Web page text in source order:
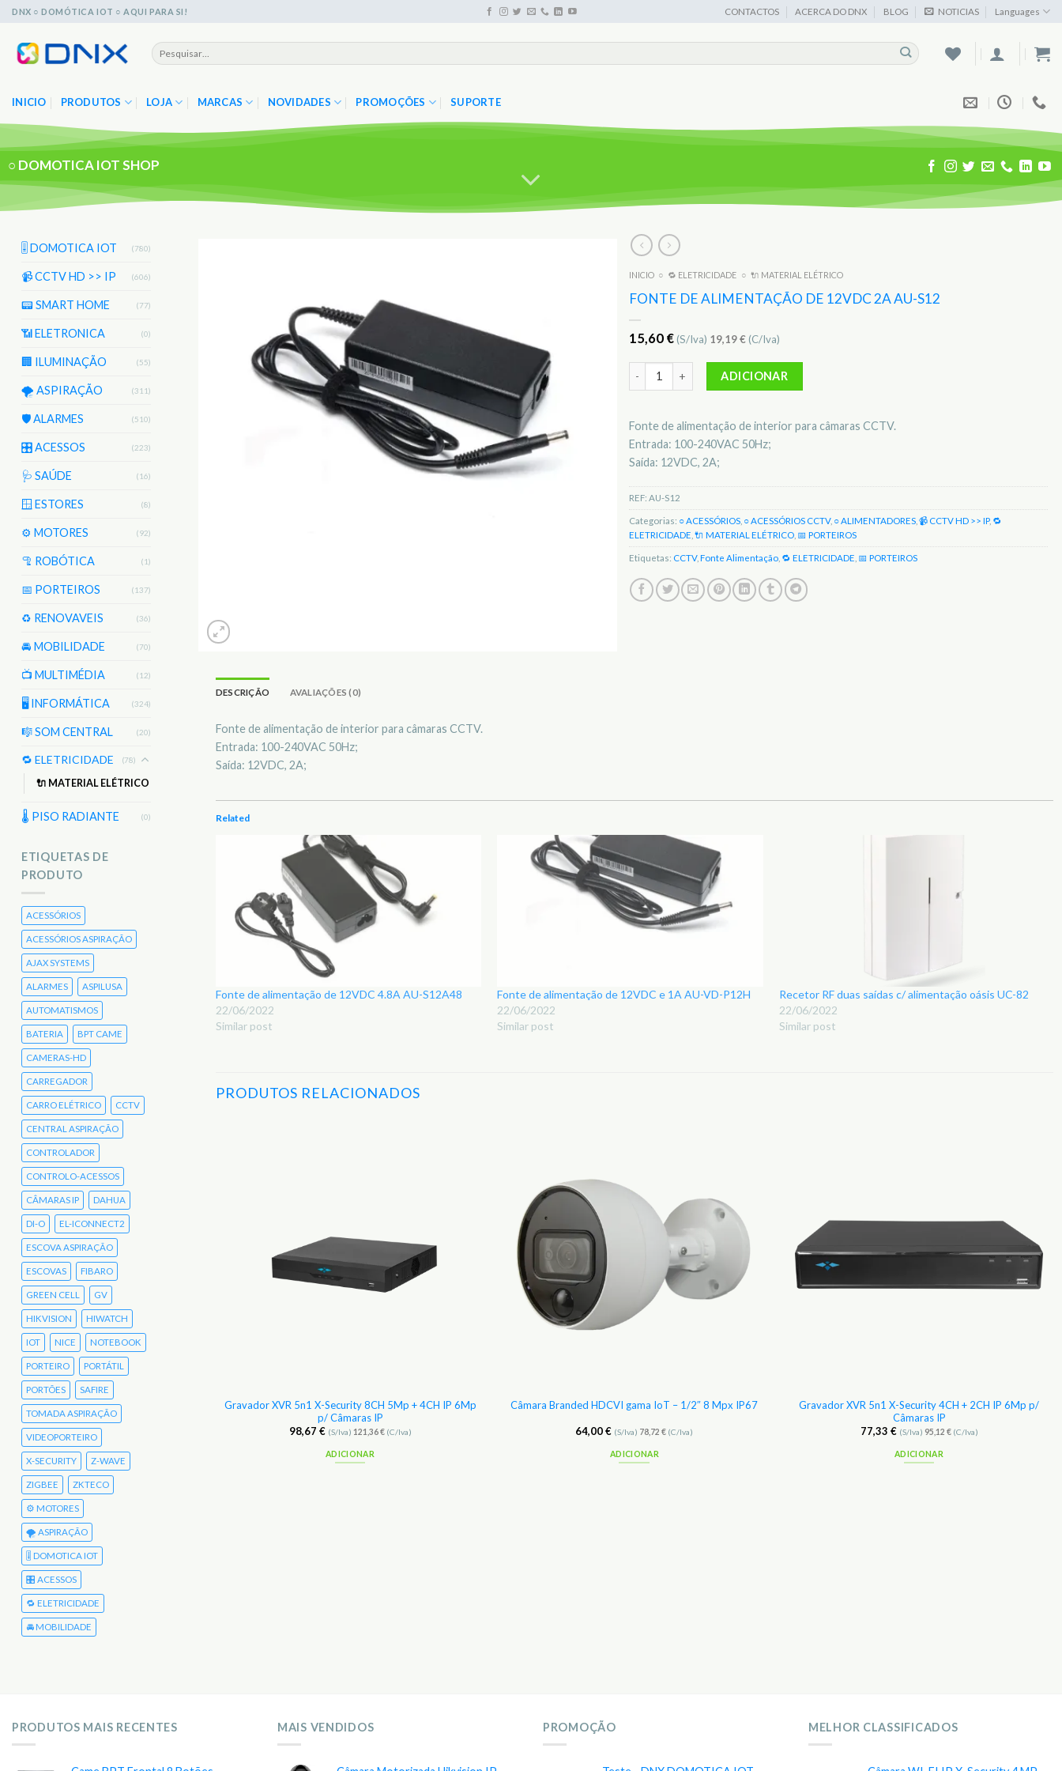
Skip
content
DNX ○ DOMÓTICA IOT ○ AQUI PARA SI! CONTACTOS ACERCA DO DNX BLOG NOTICIAS Languages
Pesquisar
por:
INICIO PRODUTOS LOJA MARCAS NOVIDADES PROMOÇÕES SUPORTE
○ DOMOTICA IOT SHOP
🎚️ DOMOTICA IOT (780)
📹 CCTV HD >> IP (606)
📟 SMART HOME (77)
📶 ELETRONICA (0)
🏢 ILUMINAÇÃO (55)
🌪️ ASPIRAÇÃO (311)
🛡️ ALARMES (510)
🎛️ ACESSOS (223)
🩺 SAÚDE (16)
🪟 ESTORES (8)
⚙️ MOTORES (92)
🦿 ROBÓTICA (1)
📅 PORTEIROS (137)
♻️ RENOVAVEIS (36)
🚘 MOBILIDADE (70)
📺 MULTIMÉDIA (12)
🖥️ INFORMÁTICA (324)
🎼 SOM CENTRAL (20)
🔁 ELETRICIDADE (78)
🔌 MATERIAL ELÉTRICO
🌡 PISO RADIANTE (0)
ETIQUETAS DE
PRODUTO
ACESSÓRIOS
ACESSÓRIOS ASPIRAÇÃO
AJAX SYSTEMS
ALARMES ASPILUSA
AUTOMATISMOS
BATERIA BPT CAME
CAMERAS-HD
CARREGADOR
CARRO ELÉTRICO CCTV
CENTRAL ASPIRAÇÃO
CONTROLADOR
CONTROLO-ACESSOS
CÂMARAS IP DAHUA
DI-O EL-ICONNECT2
ESCOVA ASPIRAÇÃO
ESCOVAS FIBARO
GREEN CELL GV
HIKVISION HIWATCH
IOT NICE NOTEBOOK
PORTEIRO PORTÁTIL
PORTÕES SAFIRE
TOMADA ASPIRAÇÃO
VIDEOPORTEIRO
X-SECURITY Z-WAVE
ZIGBEE ZKTECO
⚙️ MOTORES
🌪️ ASPIRAÇÃO
🎚️ DOMOTICA IOT
🎛️ ACESSOS
🔁 ELETRICIDADE
🚘 MOBILIDADE
INICIO ○ 🔁 ELETRICIDADE ○ 🔌 MATERIAL ELÉTRICO
FONTE DE ALIMENTAÇÃO DE 12VDC 2A AU-S12
15,60 € (S/Iva) 19,19€ (C/Iva)
Quantidade de Fonte de alimentação de 12VDC 2A AU-S12
ADICIONAR
Fonte de alimentação de interior para câmaras CCTV.
Entrada: 100-240VAC 50Hz;
Saída: 12VDC, 2A;
REF: AU-S12
Categorias: ○ ACESSÓRIOS ○ ACESSÓRIOS CCTV, ○ ALIMENTADORES 📹 CCTV HD >> IP, 🔁
ELETRICIDADE 🔌 MATERIAL ELÉTRICO 📅 PORTEIROS
Etiquetas: CCTV, Fonte Alimentação 🔁 ELETRICIDADE 📅 PORTEIROS
DESCRIÇÃO AVALIAÇÕES (0)
Fonte de alimentação de interior para câmaras CCTV.
Entrada: 100-240VAC 50Hz;
Saída: 12VDC, 2A;
Related
Fonte de alimentação de 12VDC 4.8A AU-S12A48
22/06/2022
Similar post
Fonte de alimentação de 12VDC e 1A AU-VD-P12H
22/06/2022
Similar post
Recetor RF duas saídas c/ alimentação oásis UC-82
22/06/2022
Similar post
PRODUTOS RELACIONADOS
Gravador XVR 5n1 X-Security 8CH 5Mp + 4CH IP 6Mp
p/ Câmaras IP
98,67 € (S/Iva) 121,36€(C/Iva)
ADICIONAR
Câmara Branded HDCVI gama IoT – 1/2″ 8 Mpx IP67
64,00€ (S/Iva) 78,72€ (C/Iva)
ADICIONAR
Gravador XVR 5n1 X-Security 4CH + 2CH IP 6Mp p/
Câmaras IP
77,33 € (S/Iva) 95,12 €(C/Iva)
ADICIONAR
Branded HDCVI F. Gateway 1/2.7 2MP
IoT 30m
21,33€ (S/Iva)26,24€(C/Iva)
ADICIONAR
PRODUTOS MAIS RECENTES MAIS VENDIDOS PROMOÇÃO MELHOR CLASSIFICADOS